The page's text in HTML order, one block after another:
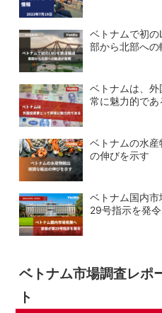
ベトナムで初
部から北部への
ベトナムは、
常に魅力的であ
ベトナムの水産
の伸びを示す
ベトナム国内
29号指示を発令
ベトナム市場調査レポ
ト